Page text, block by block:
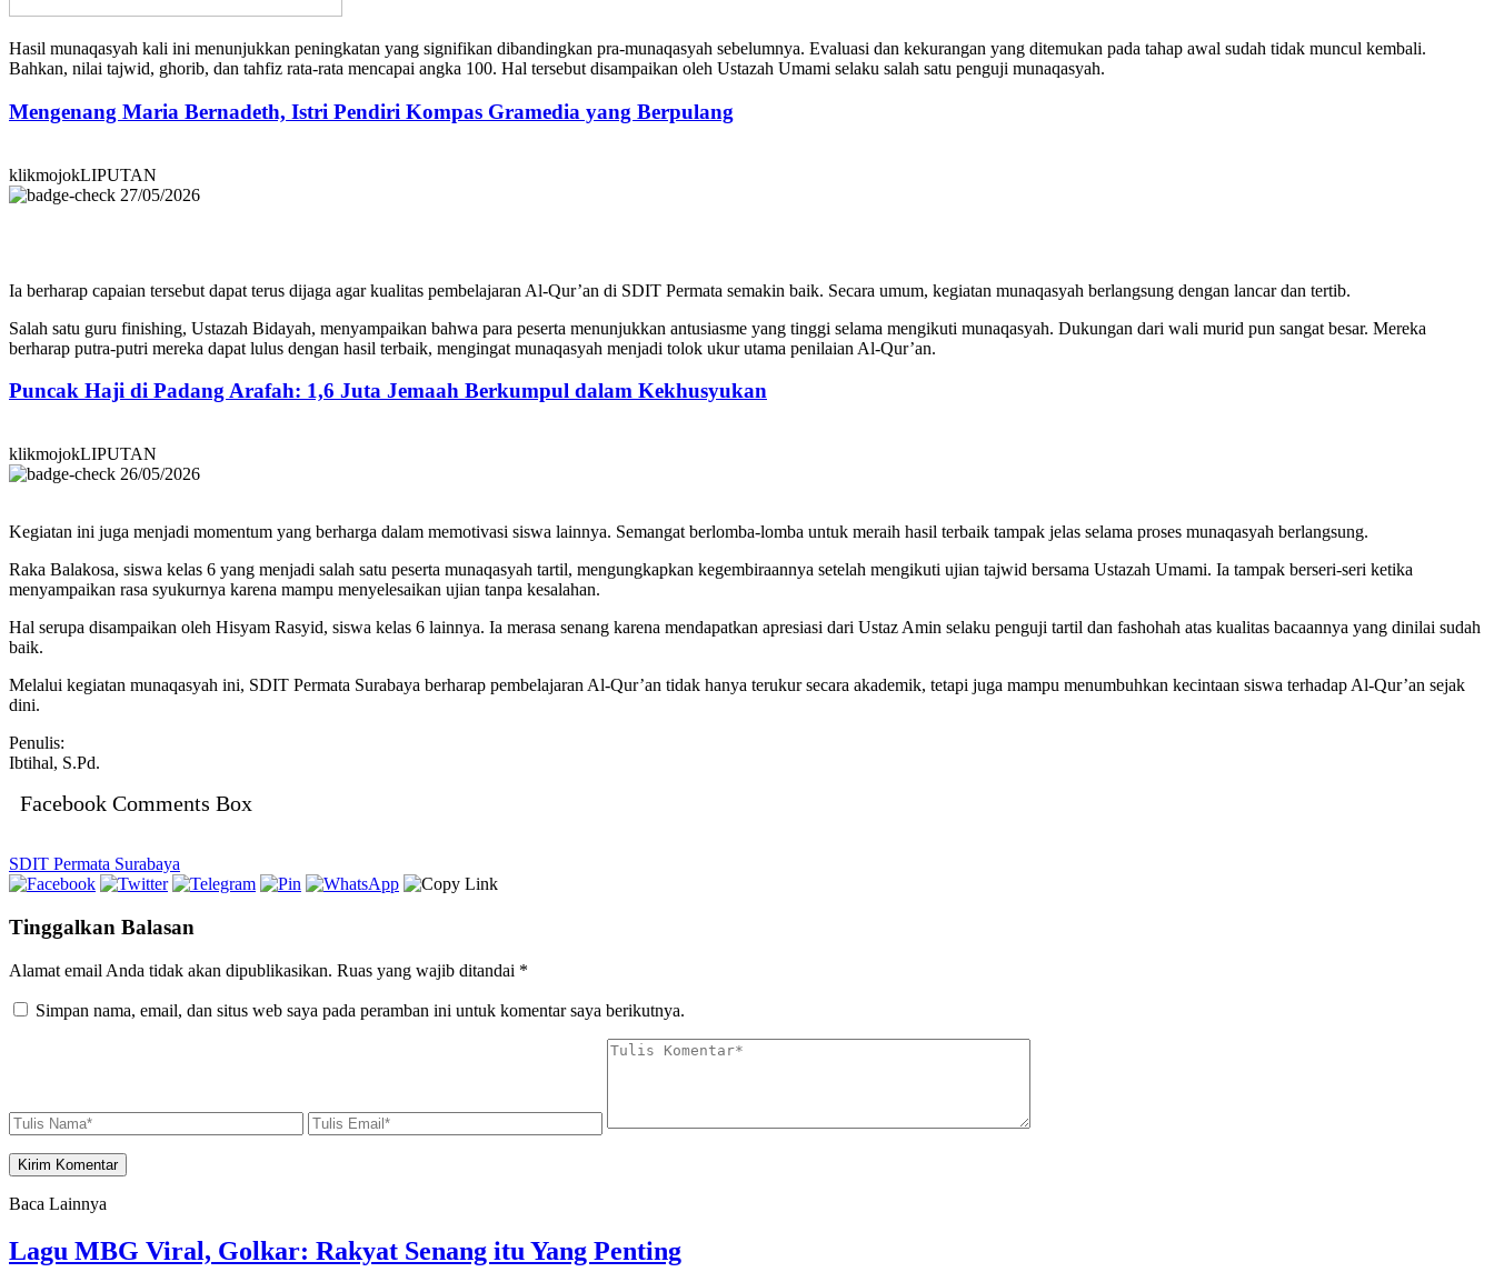
Hasil munaqasyah kali ini menunjukkan peningkatan yang signifikan dibandingkan pra-munaqasyah sebelumnya. Evaluasi dan kekurangan yang ditemukan pada tahap awal sudah tidak muncul kembali.
Bahkan, nilai tajwid, ghorib, dan tahfiz rata-rata mencapai angka 100. Hal tersebut disampaikan oleh Ustazah Umami selaku salah satu penguji munaqasyah.
Mengenang Maria Bernadeth, Istri Pendiri Kompas Gramedia yang Berpulang
klikmojokLIPUTAN
27/05/2026
Ia berharap capaian tersebut dapat terus dijaga agar kualitas pembelajaran Al-Qur’an di SDIT Permata semakin baik. Secara umum, kegiatan munaqasyah berlangsung dengan lancar dan tertib.
Salah satu guru finishing, Ustazah Bidayah, menyampaikan bahwa para peserta menunjukkan antusiasme yang tinggi selama mengikuti munaqasyah. Dukungan dari wali murid pun sangat besar. Mereka
berharap putra-putri mereka dapat lulus dengan hasil terbaik, mengingat munaqasyah menjadi tolok ukur utama penilaian Al-Qur’an.
Puncak Haji di Padang Arafah: 1,6 Juta Jemaah Berkumpul dalam Kekhusyukan
klikmojokLIPUTAN
26/05/2026
Kegiatan ini juga menjadi momentum yang berharga dalam memotivasi siswa lainnya. Semangat berlomba-lomba untuk meraih hasil terbaik tampak jelas selama proses munaqasyah berlangsung.
Raka Balakosa, siswa kelas 6 yang menjadi salah satu peserta munaqasyah tartil, mengungkapkan kegembiraannya setelah mengikuti ujian tajwid bersama Ustazah Umami. Ia tampak berseri-seri ketika
menyampaikan rasa syukurnya karena mampu menyelesaikan ujian tanpa kesalahan.
Hal serupa disampaikan oleh Hisyam Rasyid, siswa kelas 6 lainnya. Ia merasa senang karena mendapatkan apresiasi dari Ustaz Amin selaku penguji tartil dan fashohah atas kualitas bacaannya yang dinilai sudah
baik.
Melalui kegiatan munaqasyah ini, SDIT Permata Surabaya berharap pembelajaran Al-Qur’an tidak hanya terukur secara akademik, tetapi juga mampu menumbuhkan kecintaan siswa terhadap Al-Qur’an sejak
dini.
Penulis:
Ibtihal, S.Pd.
Facebook Comments Box
SDIT Permata Surabaya
Tinggalkan Balasan
Alamat email Anda tidak akan dipublikasikan. Ruas yang wajib ditandai *
Simpan nama, email, dan situs web saya pada peramban ini untuk komentar saya berikutnya.
Baca Lainnya
Lagu MBG Viral, Golkar: Rakyat Senang itu Yang Penting